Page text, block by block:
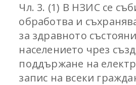
Чл. 3. (1) В НЗИС се
обработва и
за здравното
населението чрез
поддържане на
запис на всеки